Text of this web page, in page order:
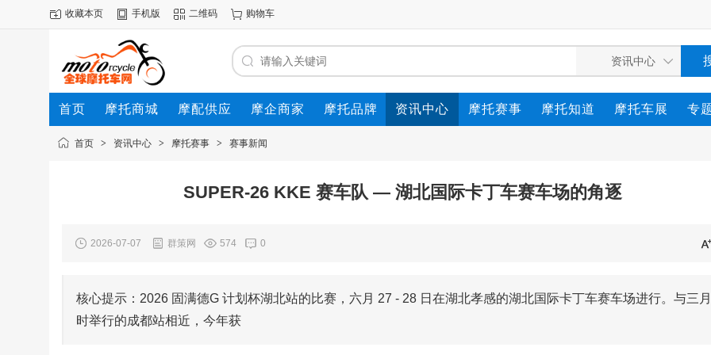
收藏本页 手机版 二维码 购物车
首页 摩托商城 摩配供应 摩企商家 摩托品牌 资讯中心 摩托赛事 摩托知道 摩托车展 专
动态首页 > 资讯中心 > 摩托赛事 > 赛事新闻
SUPER-26 KKE 赛车队 — 湖北国际卡丁车赛车场的角逐
2026-07-07 群策网 574 0
核心提示：2026 固满德G 计划杯湖北站的比赛，六月 27 - 28 日在湖北孝感的湖北国际卡丁车赛车场进行。与三
时举行的成都站相近，今年获